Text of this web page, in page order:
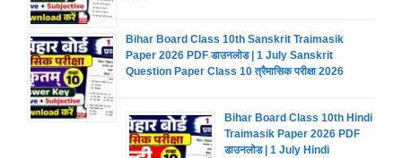
Bihar Board Class 10th Sanskrit Traimasik
Paper 2026 PDF डाउनलोड | 1 July Sanskrit
Question Paper Class 10 त्रैमासिक परीक्षा 2026
Bihar Board Class 10th Hindi
Traimasik Paper 2026 PDF
डाउनलोड | 1 July Hindi